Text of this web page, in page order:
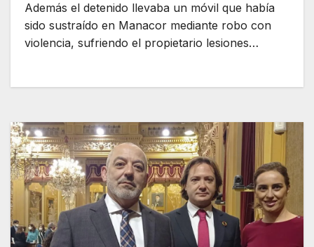
Además el detenido llevaba un móvil que había
sido sustraído en Manacor mediante robo con
violencia, sufriendo el propietario lesiones…